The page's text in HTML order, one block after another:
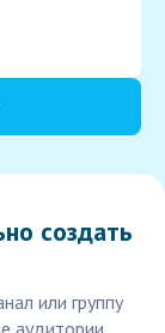
создать
или группу